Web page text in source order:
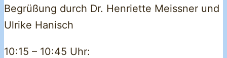
Begrüßung durch Dr. Henriette Meissner und
Ulrike Hanisch
10:15 – 10:45 Uhr: